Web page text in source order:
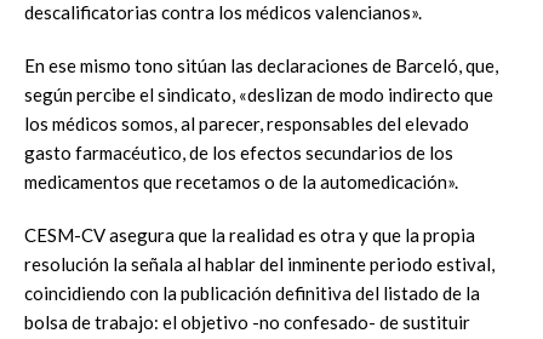
descalificatorias contra los médicos valencianos».
En ese mismo tono sitúan las declaraciones de Barceló, que,
según percibe el sindicato, «deslizan de modo indirecto que
los médicos somos, al parecer, responsables del elevado
gasto farmacéutico, de los efectos secundarios de los
medicamentos que recetamos o de la automedicación».
CESM-CV asegura que la realidad es otra y que la propia
resolución la señala al hablar del inminente periodo estival,
coincidiendo con la publicación definitiva del listado de la
bolsa de trabajo: el objetivo -no confesado- de sustituir